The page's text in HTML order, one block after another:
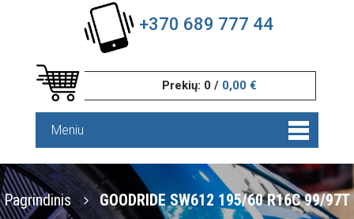
+370 689 777 44
Prekių: 0 / 0,00 €
Meniu
Pagrindinis GOODRIDE SW612 195/60 R16C 99/97T